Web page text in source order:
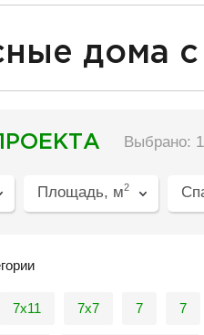
дома
Выбрано:
Площадь, м2
7x11 7х7 7 7